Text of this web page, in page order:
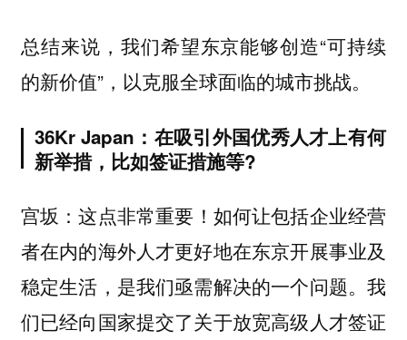
总结来说，我们希望东京能够创造“可持续
的新价值”，以克服全球面临的城市挑战。
36Kr Japan：在吸引外国优秀人才上有何
新举措，比如签证措施等?
宫坂：这点非常重要！如何让包括企业经营
者在内的海外人才更好地在东京开展事业及
稳定生活，是我们亟需解决的一个问题。我
们已经向国家提交了关于放宽高级人才签证